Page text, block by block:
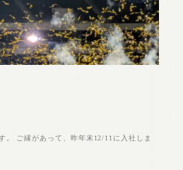
ご縁があって、昨年末12/11に入社しま